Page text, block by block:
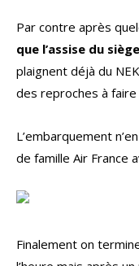
Par contre après
que l’assise du
plaignent déjà du
des reproches à faire
L’embarquement
de famille Air France
Finalement on